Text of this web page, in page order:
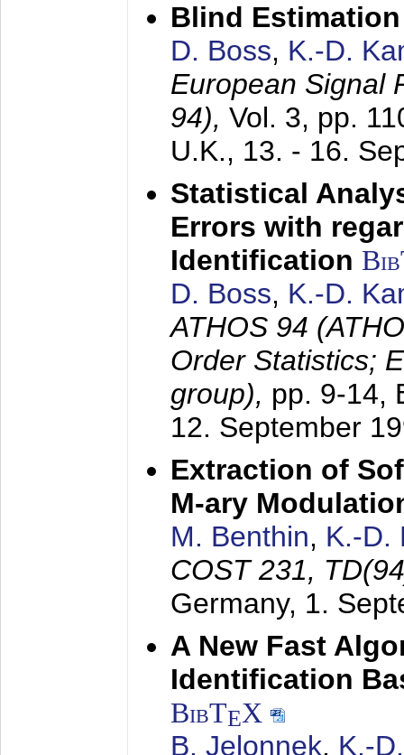
Blind
D. Boss, K.-D.
European Signal
94), Vol. 3, pp.
U.K., 13. - 16.
Statistical
Errors with
Identification
D. Boss, K.-D.
ATHOS 94
Order Statistics;
group), pp. 9-14,
12. September
Extraction of
M-ary
M. Benthin, K.-D.
COST 231,
Germany, 1.
A New Fast
Identification
BibTEX
B. Jelonnek, K.-